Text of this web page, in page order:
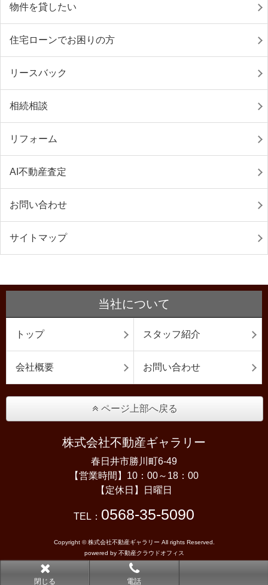
閉じる 電話
物件を貸したい
住宅ローンでお困りの方
リースバック
相続相談
リフォーム
AI不動産査定
お問い合わせ
サイトマップ
当社について
トップ スタッフ紹介
会社概要 お問い合わせ
ページ上部へ戻る
株式会社不動産ギャラリー
春日井市勝川町6-49
【営業時間】10：00～18：00
【定休日】日曜日
TEL： 0568-35-5090
Copyright © 株式会社不動産ギャラリー All rights Reserved.
powered by 不動産クラウドオフィス